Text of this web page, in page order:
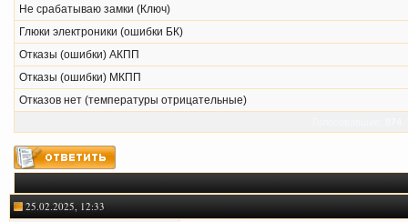
Не срабатываю замки (Ключ)
Глюки электроники (ошибки БК)
Отказы (ошибки) АКПП
Отказы (ошибки) МКПП
Отказов нет (температуры отрицательные)
25.02.2025, 12:33